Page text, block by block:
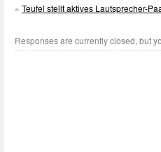
« Teufel stellt aktives Lautsprecher-
Responses are currently closed, but